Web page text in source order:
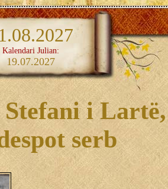
Kalendari Julian:
19.07.2027
Stefani i Lartë,
serb